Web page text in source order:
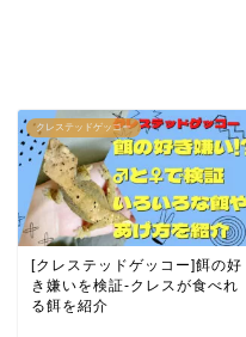
クレステッドゲッコー
[クレステッドゲッコー]餌の好
き嫌いを検証-クレスが食べれ
る餌を紹介